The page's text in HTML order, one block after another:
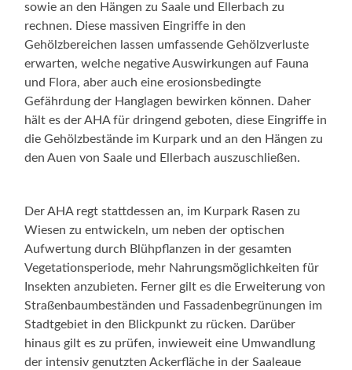
sowie an den Hängen zu Saale und Ellerbach zu
rechnen. Diese massiven Eingriffe in den
Gehölzbereichen lassen umfassende Gehölzverluste
erwarten, welche negative Auswirkungen auf Fauna
und Flora, aber auch eine erosionsbedingte
Gefährdung der Hanglagen bewirken können. Daher
hält es der AHA für dringend geboten, diese Eingriffe in
die Gehölzbestände im Kurpark und an den Hängen zu
den Auen von Saale und Ellerbach auszuschließen.
Der AHA regt stattdessen an, im Kurpark Rasen zu
Wiesen zu entwickeln, um neben der optischen
Aufwertung durch Blühpflanzen in der gesamten
Vegetationsperiode, mehr Nahrungsmöglichkeiten für
Insekten anzubieten. Ferner gilt es die Erweiterung von
Straßenbaumbeständen und Fassadenbegrünungen im
Stadtgebiet in den Blickpunkt zu rücken. Darüber
hinaus gilt es zu prüfen, inwieweit eine Umwandlung
der intensiv genutzten Ackerfläche in der Saaleaue